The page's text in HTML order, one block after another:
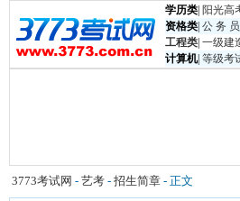
学历类 阳光高
资格类 公 务 员
工程类 一级建
计算机| 等级考
3773考试网 - 艺考 - 招生简章 - 正文